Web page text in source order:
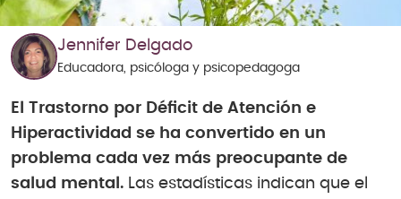
Jennifer Delgado
Educadora, psicóloga y psicopedagoga
El Trastorno por Déficit de Atención e
Hiperactividad se ha convertido en un
problema cada vez más preocupante de
salud mental. Las estadísticas indican que el